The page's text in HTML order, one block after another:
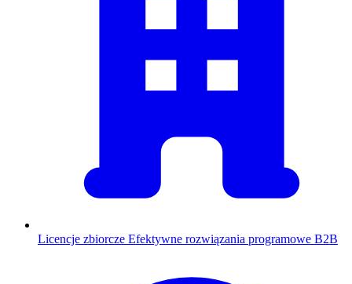
Licencje zbiorcze Efektywne rozwiązania programowe B2B